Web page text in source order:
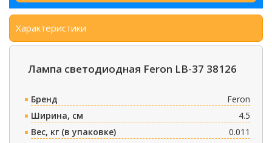
Характеристики
Лампа светодиодная Feron LB-37 38126
Бренд
Feron
Ширина, см
4.5
Вес, кг (в упаковке)
0.011